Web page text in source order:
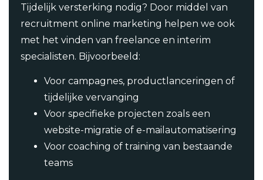
Tijdelijk versterking nodig? Door middel van
recruitment online marketing helpen we ook
met het vinden van freelance en interim
specialisten. Bijvoorbeeld:
Voor campagnes, productlanceringen of
tijdelijke vervanging
Voor specifieke projecten zoals een
website-migratie of e-mailautomatisering
Voor coaching of training van bestaande
teams